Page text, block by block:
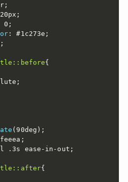
;
;
0 ;
: #1c273e ;
;
{
;
( 90deg ) ;
;
.3s ease-in-out ;
{